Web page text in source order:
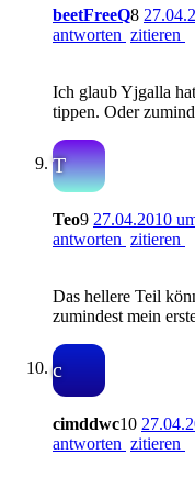
beetFreeQ8
antworten zitieren
Ich glaub Yjgalla
tippen. Oder
T
Teo9 27.04.2010
antworten zitieren
Das hellere Teil
zumindest mein
c
cimddwc10
antworten zitieren